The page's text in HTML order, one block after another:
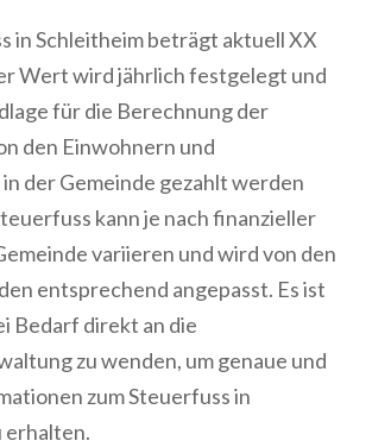
in Schleitheim beträgt aktuell XX
Wert wird jährlich festgelegt und
für die Berechnung der
den Einwohnern und
der Gemeinde gezahlt werden
kann je nach finanzieller
variieren und wird von den
entsprechend angepasst. Es ist
Bedarf direkt an die
zu wenden, um genaue und
zum Steuerfuss in
erhalten.